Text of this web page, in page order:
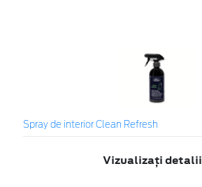
Spray de interior Clean Refresh
Vizualizați detalii